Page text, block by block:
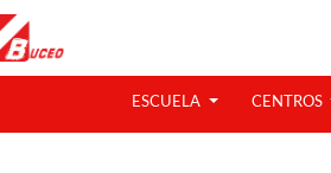
ESCUELA CENTROS